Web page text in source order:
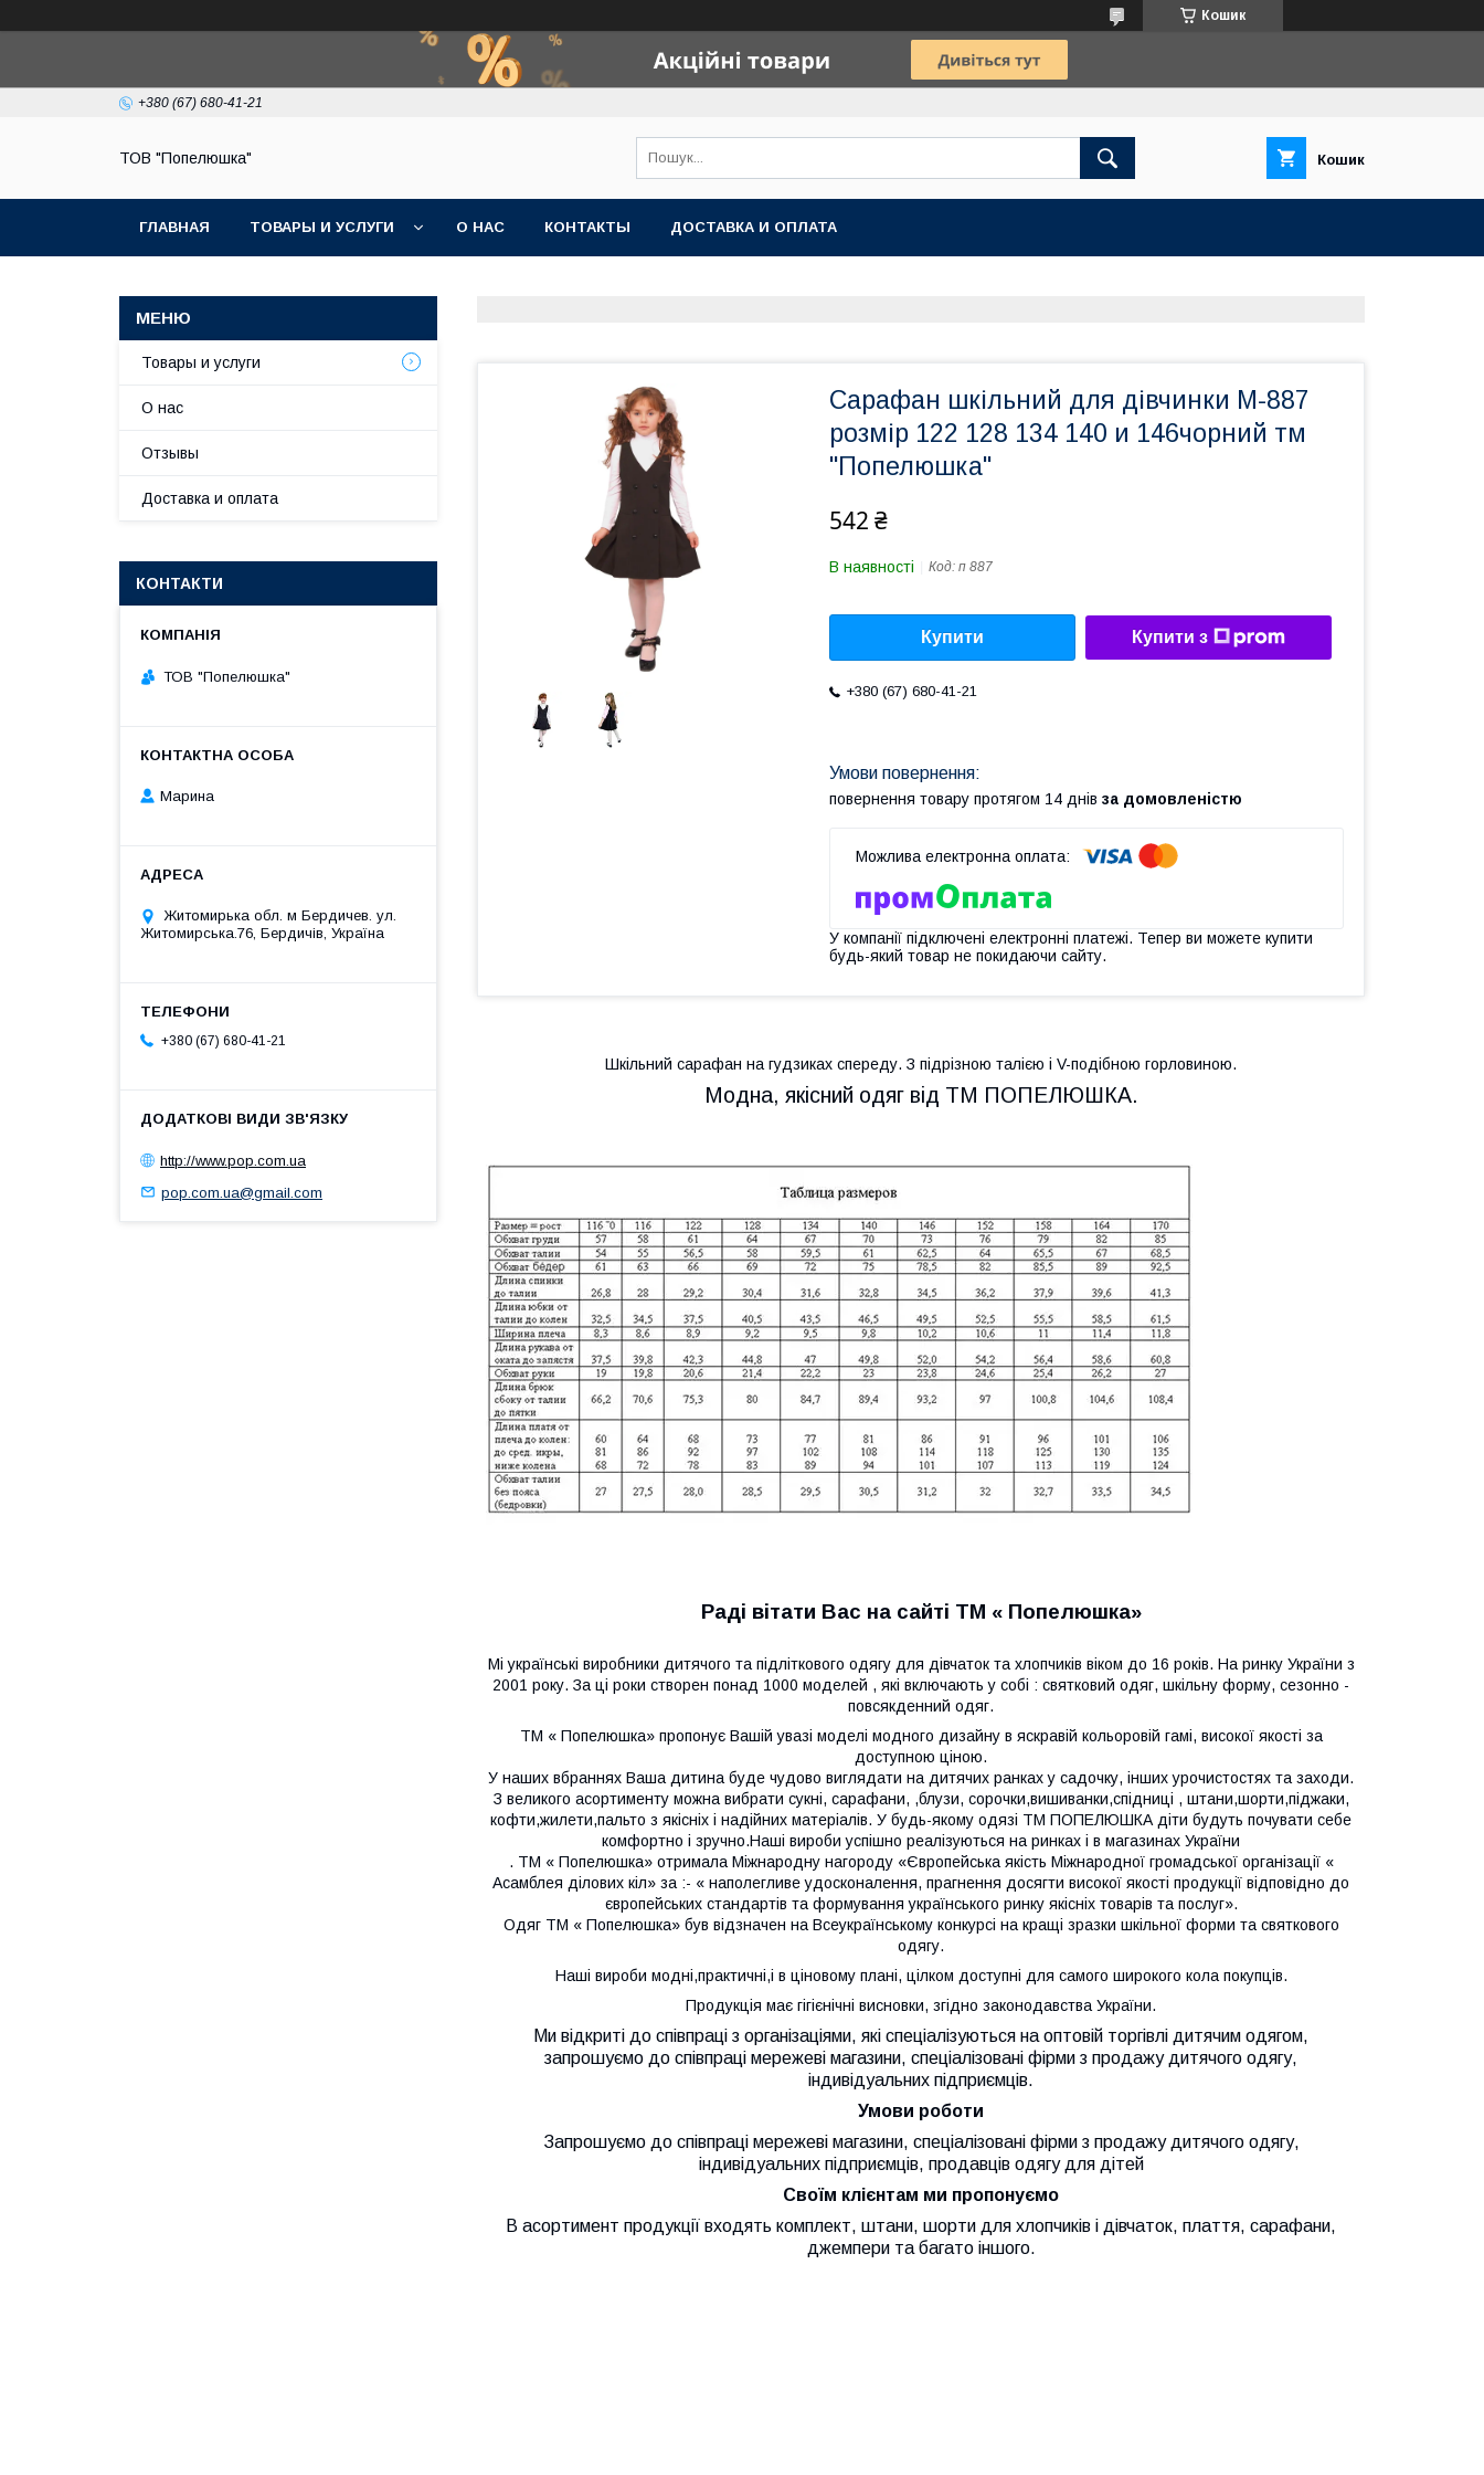
Кошик
+380 (67) 680-41-21
ТОВ "Попелюшка" Кошик
ГЛАВНАЯ ТОВАРЫ И УСЛУГИ О НАС КОНТАКТЫ ДОСТАВКА И ОПЛАТА
Сарафан шкільний для дівчинки М-887
розмір 122 128 134 140 и 146чорний тм
"Попелюшка"
542 ₴
В наявності Код: п 887
Купити Купити з
+380 (67) 680-41-21
повернення товару протягом 14 днів за домовленістю
У компанії підключені електронні платежі. Тепер ви можете купити
будь-який товар не покидаючи сайту.
Шкільний сарафан на гудзиках спереду. З підрізною талією і V-подібною горловиною.
Модна, якісний одяг від ТМ ПОПЕЛЮШКА.
Раді вітати Вас на сайті ТМ « Попелюшка»
Мі українські виробники дитячого та підліткового одягу для дівчаток та хлопчиків віком до 16 років. На ринку України з
2001 року. За ці роки створен понад 1000 моделей , які включають у собі : святковий одяг, шкільну форму, сезонно -
повсякденний одяг.
ТМ « Попелюшка» пропонує Вашій увазі моделі модного дизайну в яскравій кольоровій гамі, високої якості за
доступною ціною.
У наших вбраннях Ваша дитина буде чудово виглядати на дитячих ранках у садочку, інших урочистостях та заходи.
З великого асортименту можна вибрати сукні, сарафани, ,блузи, сорочки,вишиванки,спідниці , штани,шорти,піджаки,
кофти,жилети,пальто з якісніх і надійних матеріалів. У будь-якому одязі ТМ ПОПЕЛЮШКА діти будуть почувати себе
комфортно і зручно.Наші вироби успішно реалізуються на ринках і в магазинах України
. ТМ « Попелюшка» отримала Міжнародну нагороду «Європейська якість Міжнародної громадської організації «
Асамблея ділових кіл» за :- « наполегливе удосконалення, прагнення досягти високої якості продукції відповідно до
європейських стандартів та формування українського ринку якісніх товарів та послуг».
Одяг ТМ « Попелюшка» був відзначен на Всеукраїнському конкурсі на кращі зразки шкільної форми та святкового
одягу.
Наші вироби модні,практичні,і в ціновому плані, цілком доступні для самого широкого колапокупців.
Продукція має гігієнічні висновки, згідно законодавства України.
Ми відкриті до співпраці з організаціями, які спеціалізуються на оптовій торгівлі дитячим одягом,
запрошуємо до співпраці мережеві магазини, спеціалізовані фірми з продажу дитячого одягу,
індивідуальних підприємців.
Умови роботи
Запрошуємо до співпраці мережеві магазини, спеціалізовані фірми з продажу дитячого одягу,
індивідуальних підприємців, продавців одягу для дітей
Своїм клієнтам ми пропонуємо
В асортимент продукції входять комплект, штани, шорти для хлопчиків і дівчаток, плаття, сарафани,
джемпери та багато іншого.
Товары и услуги
О нас
Отзывы
Доставка и оплата
КОНТАКТИ
ТОВ "Попелюшка"
Марина
Житомирька обл. м Бердичев. ул.
Житомирська.76, Бердичів, Україна
+380 (67) 680-41-21
http://www.pop.com.ua
pop.com.ua@gmail.com